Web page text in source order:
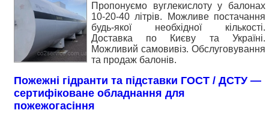
Пропонуємо вуглекислоту у балонах
10-20-40 літрів. Можливе постачання
будь-якої необхідної кількості.
Доставка по Києву та Україні.
Можливий самовивіз. Обслуговування
та продаж балонів.
Пожежні гідранти тa підставки ГОСТ / ДСТУ —
сертифіковане обладнання для
пожежогасіння